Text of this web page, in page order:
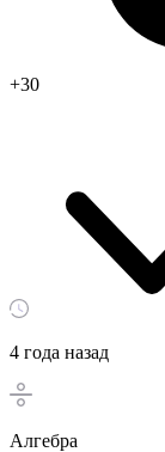
+30
4 года назад
Алгебра